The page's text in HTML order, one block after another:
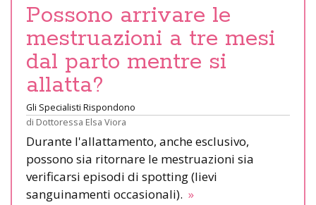
Possono arrivare le
mestruazioni a tre mesi
dal parto mentre si
allatta?
Gli Specialisti Rispondono
di Dottoressa Elsa Viora
Durante l'allattamento, anche esclusivo,
possono sia ritornare le mestruazioni sia
verificarsi episodi di spotting (lievi
sanguinamenti occasionali). »